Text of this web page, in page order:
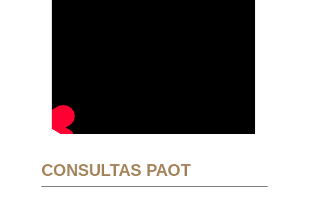
CONSULTAS PAOT